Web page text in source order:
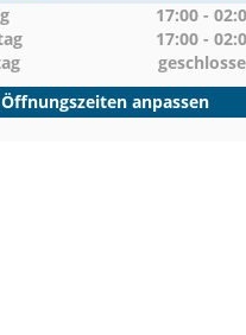
17:00 -
17:00 -
Öffnungszeiten anpassen